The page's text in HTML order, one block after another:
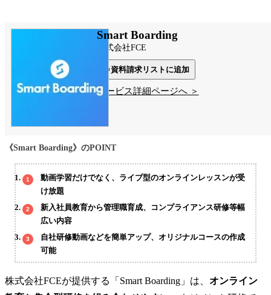
Smart Boarding
株式会社FCE
資料請求リストに追加
サービス詳細ページへ ＞
《Smart Boarding》のPOINT
動画学習だけでなく、ライブ型のオンラインレッスンが受
け放題
新入社員教育から管理職育成、コンプライアンス研修等幅
広い内容
自社研修動画などを簡単アップ、オリジナルコースの作成
可能
株式会社FCEが提供する「Smart Boarding」は、 オンライン